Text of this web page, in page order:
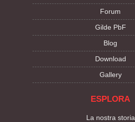
Forum
Gilde PbF
Blog
Download
Gallery
ESPLORA
La nostra storia